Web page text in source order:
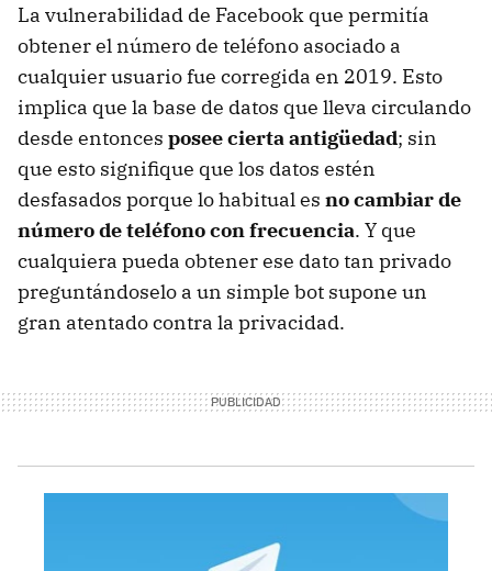
La vulnerabilidad de Facebook que permitía
obtener el número de teléfono asociado a
cualquier usuario fue corregida en 2019. Esto
implica que la base de datos que lleva circulando
desde entonces posee cierta antigüedad; sin
que esto signifique que los datos estén
desfasados porque lo habitual es no cambiar de
número de teléfono con frecuencia. Y que
cualquiera pueda obtener ese dato tan privado
preguntándoselo a un simple bot supone un
gran atentado contra la privacidad.